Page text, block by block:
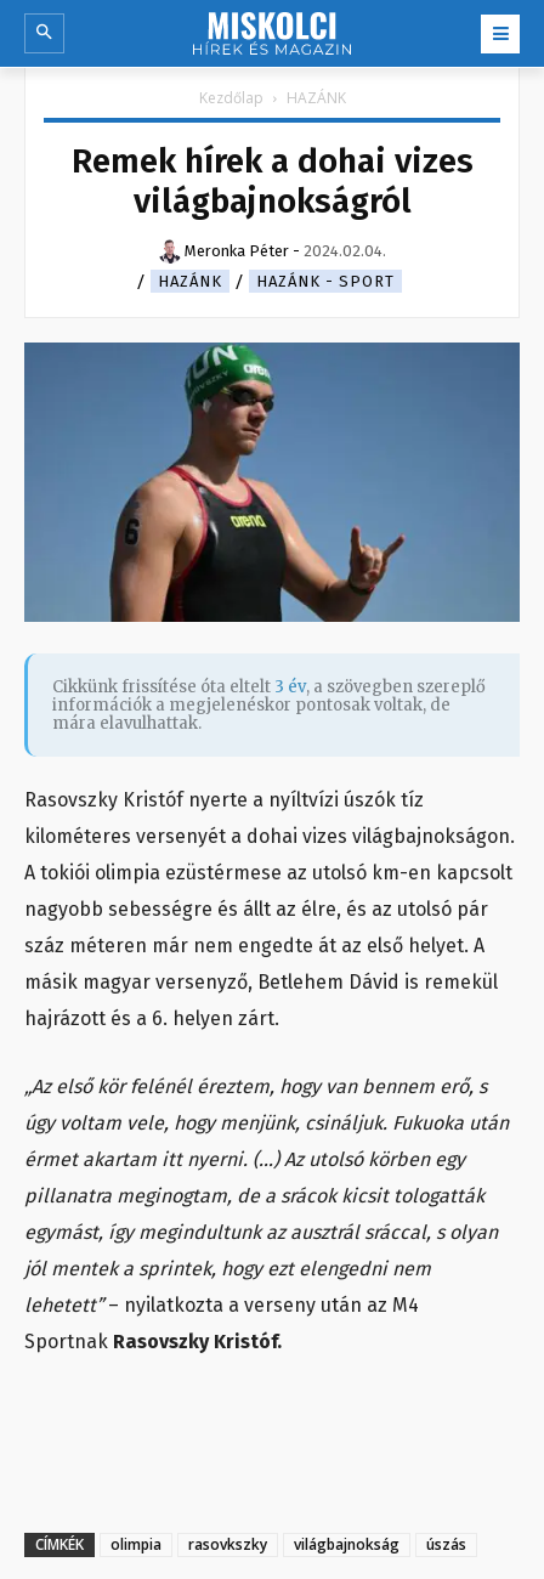
Kezdőlap HAZÁNK
Remek hírek a dohai vizes
világbajnokságról
Meronka Péter - 2024.02.04.
HAZÁNK
HAZÁNK - SPORT
Cikkünk frissítése óta eltelt 3 év, a szövegben szereplő
információk a megjelenéskor pontosak voltak, de
mára elavulhattak.
Rasovszky Kristóf nyerte a nyíltvízi úszók tíz
kilométeres versenyét a dohai vizes világbajnokságon.
A tokiói olimpia ezüstérmese az utolsó km-en kapcsolt
nagyobb sebességre és állt az élre, és az utolsó pár
száz méteren már nem engedte át az első helyet. A
másik magyar versenyző, Betlehem Dávid is remekül
hajrázott és a 6. helyen zárt.
„Az első kör felénél éreztem, hogy van bennem erő, s
úgy voltam vele, hogy menjünk, csináljuk. Fukuoka után
érmet akartam itt nyerni. (…) Az utolsó körben egy
pillanatra meginogtam, de a srácok kicsit tologatták
egymást, így megindultunk az ausztrál sráccal, s olyan
jól mentek a sprintek, hogy ezt elengedni nem
lehetett”– nyilatkozta a verseny után az M4
Sportnak Rasovszky Kristóf.
CÍMKÉK olimpia rasovkszky világbajnokság úszás